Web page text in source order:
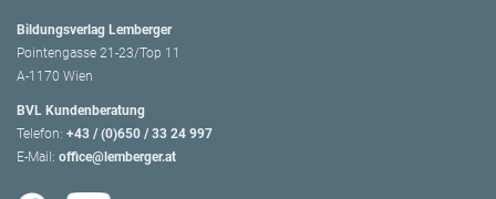
Bildungsverlag Lemberger
Pointengasse 21-23/Top 11
A-1170 Wien
BVL Kundenberatung
Telefon: +43 / (0)650 / 33 24 997
E-Mail: office@lemberger.at